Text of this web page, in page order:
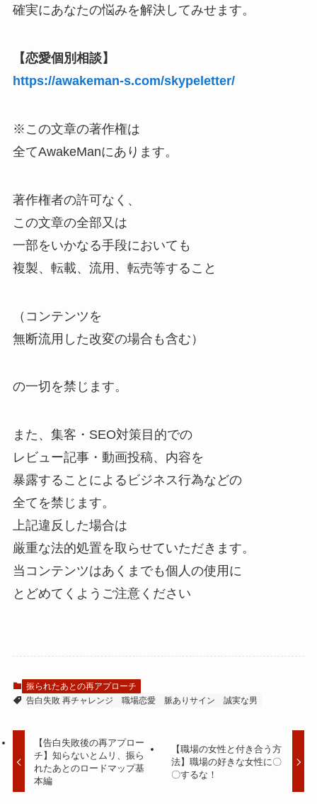
確実にあなたの悩みを解決してみせます。
【恋愛個別相談】
https://awakeman-s.com/skypeletter/
※この文章の著作権は
全てAwakeManにあります。
著作権者の許可なく、
この文章の全部又は
一部をいかなる手段においても
複製、転載、流用、転売等すること
（コンテンツを
無断流用した改変の場合も含む）
の一切を禁じます。
また、集客・SEO対策目的での
レビュー記事・動画投稿、内容を
暴露することによるビジネス行為などの
全てを禁じます。
上記違反した場合は
厳重な法的処置を取らせていただきます。
当コンテンツはあくまでも個人の使用に
とどめてくようご注意ください
振られたあとの再アプローチ
告白失敗 再チャレンジ
職場恋愛 脈ありサイン 誠実な男
【告白失敗後の再アプロー
チ】知らないとムリ、振ら
れたあとのロードマップ基
本編
【職場の女性と付き合う方
法】職場の好きな女性に〇
〇するな！